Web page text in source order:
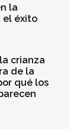
la
el éxito
crianza
de la
qué los